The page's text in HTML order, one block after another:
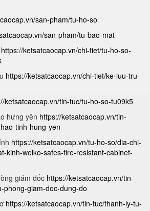
san-pham/tu-ho-so
san-pham/tu-bao-mat
https://ketsatcaocap.vn/chi-tiet/tu-ho-so-
https://ketsatcaocap.vn/chi-tiet/ke-luu-tru-
ketsatcaocap.vn/tin-tuc/tu-ho-so-tu09k5
hưng yên https://ketsatcaocap.vn/tin-
tinh-hung-yen
https://ketsatcaocap.vn/tu-ho-so/dia-chi-
kinh-welko-safes-fire-resistant-cabinet-
giám đốc https://ketsatcaocap.vn/tin-
phong-giam-doc-dung-do
https://ketsatcaocap.vn/tin-tuc/thanh-ly-tu-